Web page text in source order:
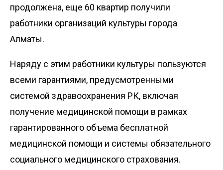
продолжена, еще 60 квартир получили
работники организаций культуры города
Алматы.
Наряду с этим работники культуры пользуются
всеми гарантиями, предусмотренными
системой здравоохранения РК, включая
получение медицинской помощи в рамках
гарантированного объема бесплатной
медицинской помощи и системы обязательного
социального медицинского страхования.